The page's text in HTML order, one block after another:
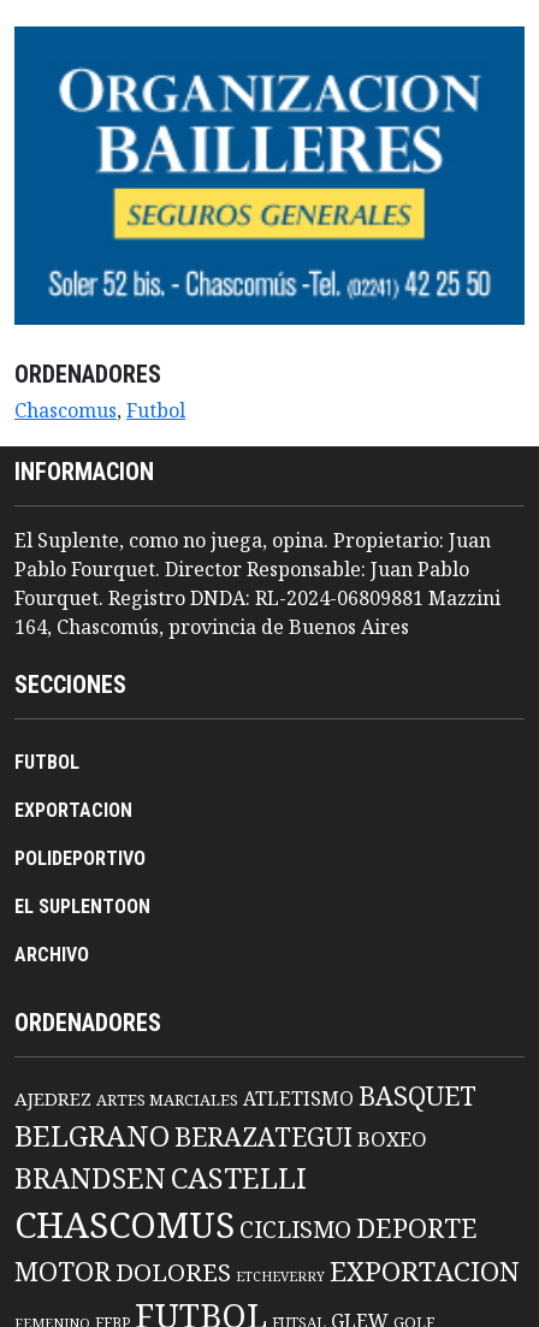
ORDENADORES
Chascomus,Futbol
INFORMACION
El Suplente, como no juega, opina. Propietario: Juan
Pablo Fourquet. Director Responsable: Juan Pablo
Fourquet. Registro DNDA: RL-2024-06809881 Mazzini
164, Chascomús, provincia de Buenos Aires
SECCIONES
FUTBOL
EXPORTACION
POLIDEPORTIVO
EL SUPLENTOON
ARCHIVO
ORDENADORES
AJEDREZ ARTES MARCIALES ATLETISMO BASQUET
BELGRANO BERAZATEGUIBOXEO
BRANDSENCASTELLI
CHASCOMUS CICLISMO DEPORTE
MOTORDOLORES ETCHEVERRY EXPORTACION
FEMENINO FFBP FUTBOL FUTSAL GLEW GOLF